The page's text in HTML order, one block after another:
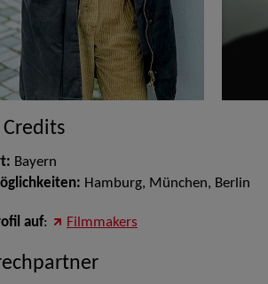
Bayern
Hamburg, München, Berlin
auf: Filmmakers